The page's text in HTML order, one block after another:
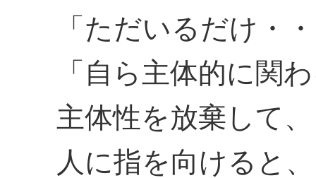
「ただいるだけ・
「自ら主体的に関
主体性を放棄して
人に指を向けると